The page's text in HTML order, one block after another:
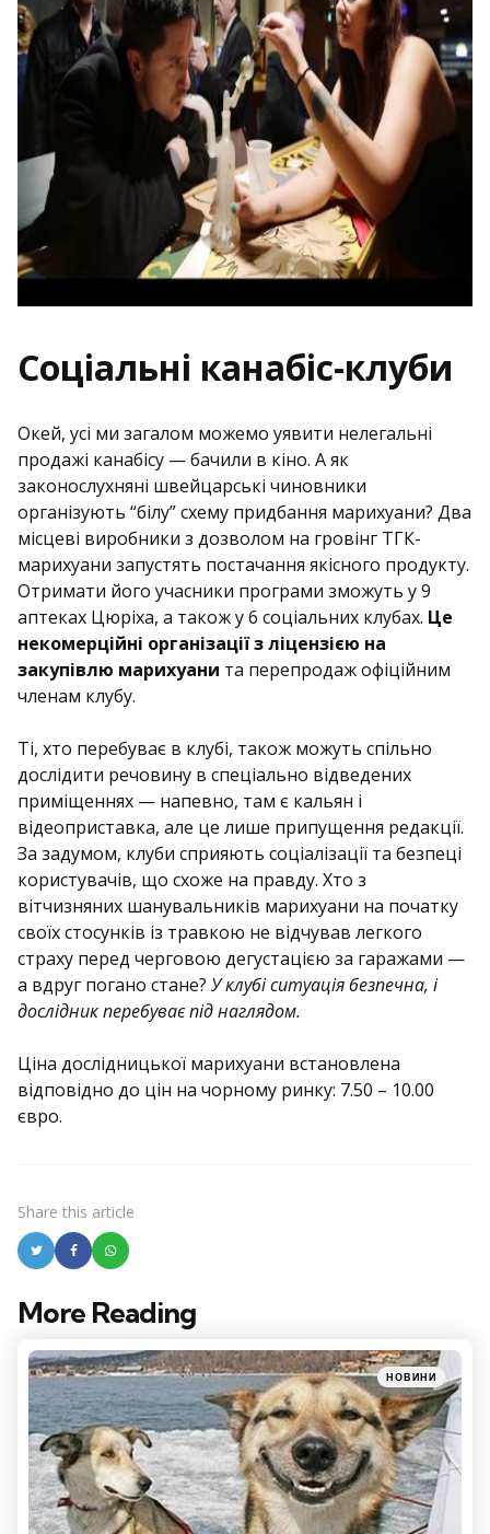
Соціальні канабіс-клуби
Окей, усі ми загалом можемо уявити нелегальні
продажі канабісу — бачили в кіно. А як
законослухняні швейцарські чиновники
організують “білу” схему придбання марихуани? Два
місцеві виробники з дозволом на гровінг ТГК-
марихуани запустять постачання якісного продукту.
Отримати його учасники програми зможуть у 9
аптеках Цюріха, а також у 6 соціальних клубах. Це
некомерційні організації з ліцензією на
закупівлю марихуани та перепродаж офіційним
членам клубу.
Ті, хто перебуває в клубі, також можуть спільно
дослідити речовину в спеціально відведених
приміщеннях — напевно, там є кальян і
відеоприставка, але це лише припущення редакції.
За задумом, клуби сприяють соціалізації та безпеці
користувачів, що схоже на правду. Хто з
вітчизняних шанувальників марихуани на початку
своїх стосунків із травкою не відчував легкого
страху перед черговою дегустацією за гаражами —
а вдруг погано стане? У клубі ситуація безпечна, і
дослідник перебуває під наглядом.
Ціна дослідницької марихуани встановлена
відповідно до цін на чорному ринку: 7.50 – 10.00
євро.
Share this article
More Reading
Post
navigation
Posted
in
НОВИНИ